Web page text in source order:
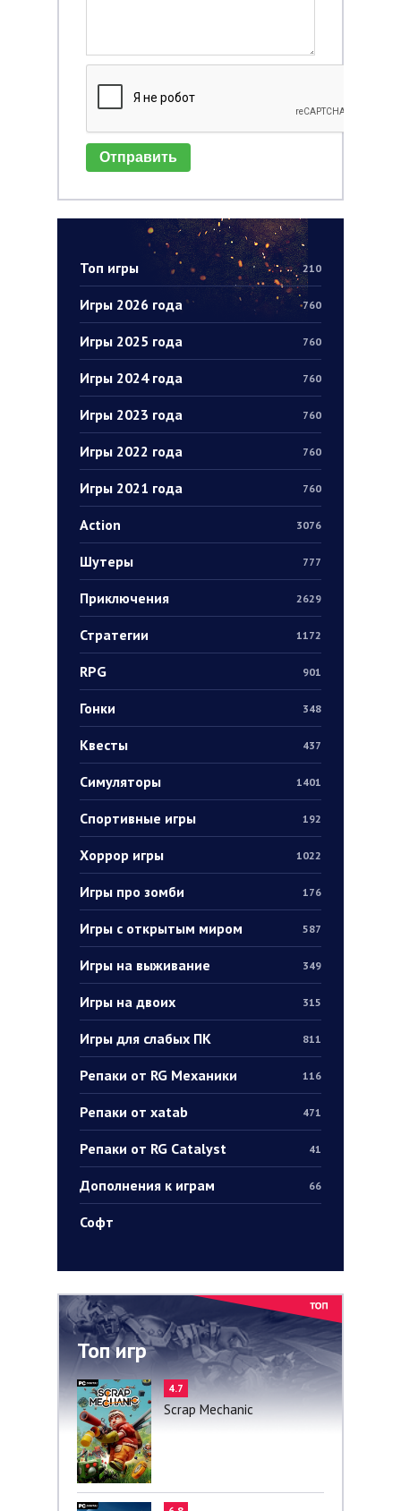
Топ игры 210
Игры 2026 года 760
Игры 2025 года 760
Игры 2024 года 760
Игры 2023 года 760
Игры 2022 года 760
Игры 2021 года 760
Action 3076
Шутеры 777
Приключения 2629
Стратегии 1172
RPG 901
Гонки 348
Квесты 437
Симуляторы 1401
Спортивные игры 192
Хоррор игры 1022
Игры про зомби 176
Игры с открытым миром 587
Игры на выживание 349
Игры на двоих 315
Игры для слабых ПК 811
Репаки от RG Механики 116
Репаки от xatab 471
Репаки от RG Catalyst 41
Дополнения к играм 66
Софт
Топ игр
4.7
Scrap Mechanic
Отправить